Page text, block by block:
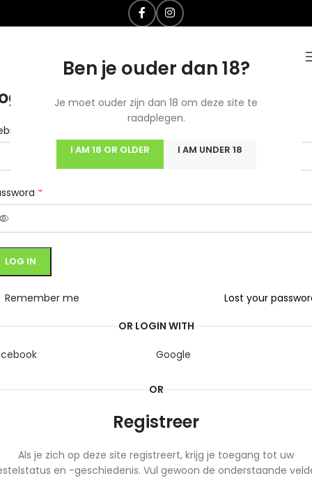
Ben je ouder dan 18?
Je moet ouder zijn dan 18 om deze site te
raadplegen.
I AM 18 OR OLDER I AM UNDER 18
of e-mailadres
*
LOG IN
Lost your
Remember me
OR LOGIN WITH
Google
OR
Registreer
Als je zich op deze site registreert, krijg je toegang tot uw
en -geschiedenis. Vul gewoon de onderstaande